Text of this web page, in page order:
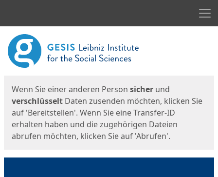
Start
Wenn Sie einer anderen Person sicher und
verschlüsselt Daten zusenden möchten, klicken Sie
auf 'Bereitstellen'. Wenn Sie eine Transfer-ID
erhalten haben und die zugehörigen Dateien
abrufen möchten, klicken Sie auf 'Abrufen'.